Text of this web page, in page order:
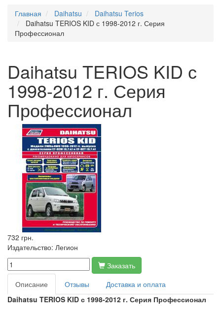
Главная
Daihatsu
Daihatsu Terios
Daihatsu TERIOS KID с 1998-2012 г. Серия
Профессионал
Daihatsu TERIOS KID с
1998-2012 г. Серия
Профессионал
732 грн.
Издательство: Легион
Заказать
Описание
Отзывы
Доставка и оплата
Daihatsu TERIOS KID с 1998-2012 г. Серия Профессионал